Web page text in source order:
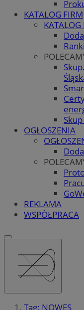
KATALOG FIRM
KATALOG
OGŁOSZENIA
REKLAMA
WSPÓŁPRACA
Tag: NOWES